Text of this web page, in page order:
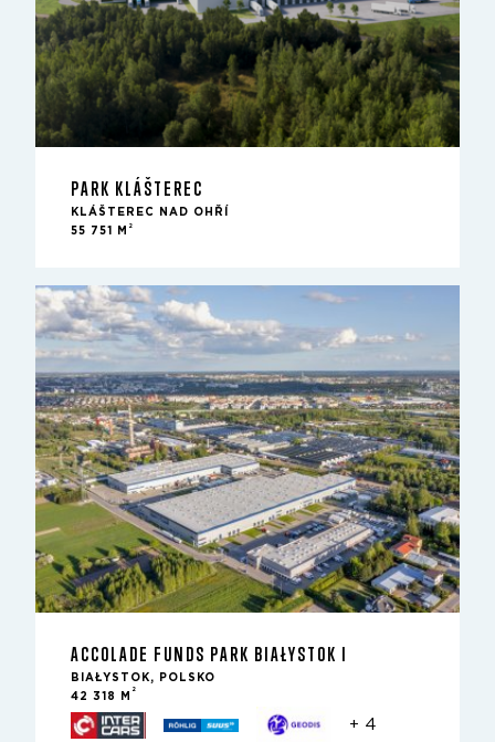
PARK KLÁŠTEREC
KLÁŠTEREC NAD OHŘÍ
55 751 M
2
ACCOLADE FUNDS PARK BIAŁYSTOK I
BIAŁYSTOK, POLSKO
42 318 M
2
+ 4